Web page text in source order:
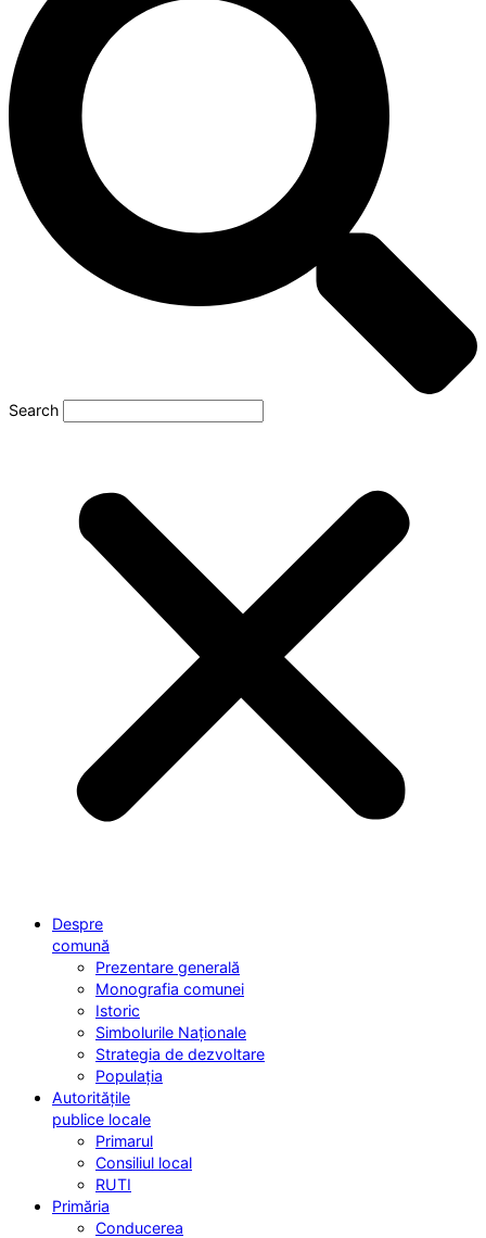
Search
Despre
comună
Prezentare generală
Monografia comunei
Istoric
Simbolurile Naționale
Strategia de dezvoltare
Populația
Autoritățile
publice locale
Primarul
Consiliul local
RUTI
Primăria
Conducerea